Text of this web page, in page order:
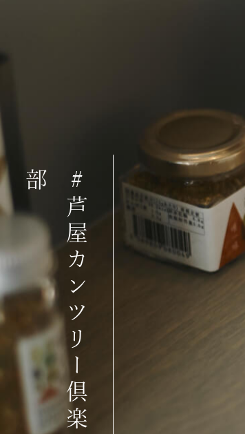
#
芦
屋
カ
ン
ツ
リ
ー
倶
楽
部